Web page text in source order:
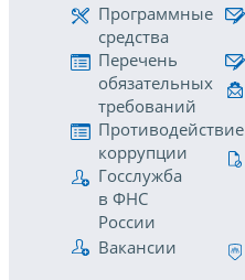
Программные
средства
Перечень
обязательных
требований
Противодействие
коррупции
Госслужба
в ФНС
России
Вакансии